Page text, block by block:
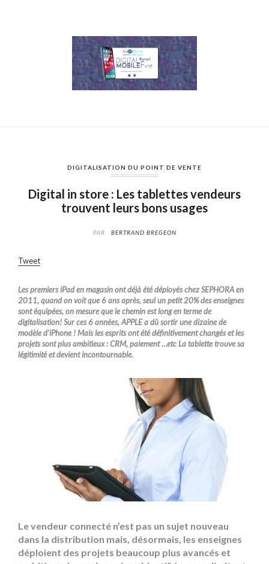
DIGITALISATION DU POINT DE VENTE
Digital in store : Les tablettes vendeurs
trouvent leurs bons usages
PAR BERTRAND BREGEON
Tweet
Les premiers iPad en magasin ont déjà été déployés chez SEPHORA en
2011, quand on voit que 6 ans après, seul un petit 20% des enseignes
sont équipées, on mesure que le chemin est long en terme de
digitalisation! Sur ces 6 années, APPLE a dû sortir une dizaine de
modèle d’iPhone ! Mais les esprits ont été définitivement changés et les
projets sont plus ambitieux : CRM, paiement …etc La tablette trouve sa
légitimité et devient incontournable.
Le vendeur connecté n’est pas un sujet nouveau
dans la distribution mais, désormais, les enseignes
déploient des projets beaucoup plus avancés et